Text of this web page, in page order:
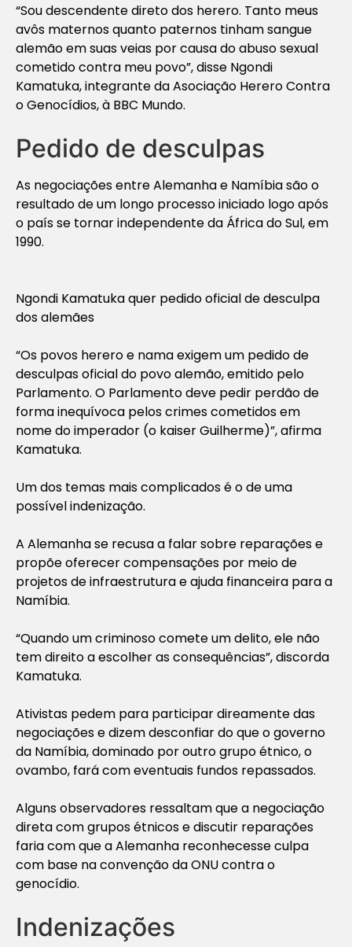
“Sou descendente direto dos herero. Tanto meus
avôs maternos quanto paternos tinham sangue
alemão em suas veias por causa do abuso sexual
cometido contra meu povo”, disse Ngondi
Kamatuka, integrante da Asociação Herero Contra
o Genocídios, à BBC Mundo.
Pedido de desculpas
As negociações entre Alemanha e Namíbia são o
resultado de um longo processo iniciado logo após
o país se tornar independente da África do Sul, em
1990.
Ngondi Kamatuka quer pedido oficial de desculpa
dos alemães
“Os povos herero e nama exigem um pedido de
desculpas oficial do povo alemão, emitido pelo
Parlamento. O Parlamento deve pedir perdão de
forma inequívoca pelos crimes cometidos em
nome do imperador (o kaiser Guilherme)”, afirma
Kamatuka.
Um dos temas mais complicados é o de uma
possível indenização.
A Alemanha se recusa a falar sobre reparações e
propõe oferecer compensações por meio de
projetos de infraestrutura e ajuda financeira para a
Namíbia.
“Quando um criminoso comete um delito, ele não
tem direito a escolher as consequências”, discorda
Kamatuka.
Ativistas pedem para participar direamente das
negociações e dizem desconfiar do que o governo
da Namíbia, dominado por outro grupo étnico, o
ovambo, fará com eventuais fundos repassados.
Alguns observadores ressaltam que a negociação
direta com grupos étnicos e discutir reparações
faria com que a Alemanha reconhecesse culpa
com base na convenção da ONU contra o
genocídio.
Indenizações